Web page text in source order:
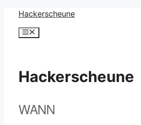
Zum
Inhalt
springen
Hackerscheune
Menü
Hackerscheune
WANN